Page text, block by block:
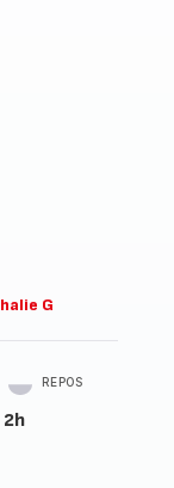
G
REPOS
2h